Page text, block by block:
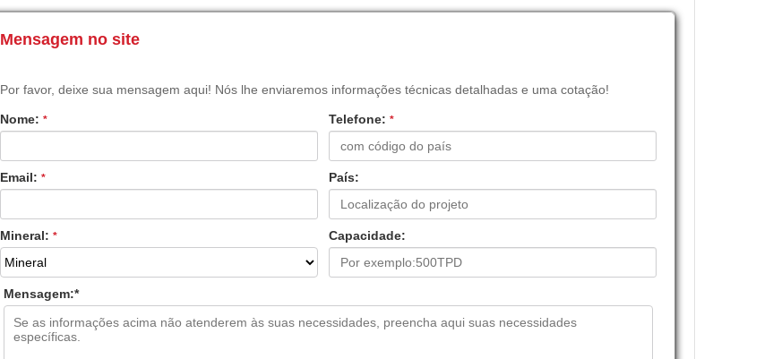
Mensagem no site
Por favor, deixe sua mensagem aqui! Nós lhe enviaremos informações técnicas detalhadas e uma cotação!
Nome: * Telefone: *
Email: * País:
Mineral: * Capacidade:
Mensagem:*